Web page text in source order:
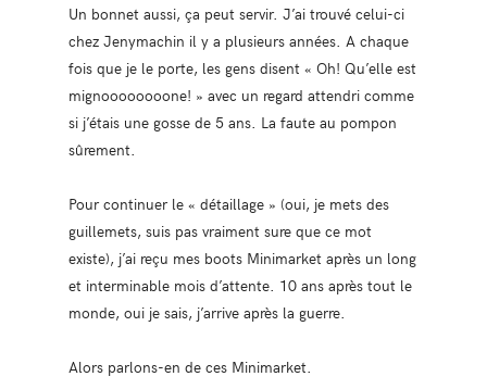
Un bonnet aussi, ça peut servir. J’ai trouvé celui-ci
chez Jenymachin il y a plusieurs années. A chaque
fois que je le porte, les gens disent « Oh! Qu’elle est
mignoooooooone! » avec un regard attendri comme
si j’étais une gosse de 5 ans. La faute au pompon
sûrement.
Pour continuer le « détaillage » (oui, je mets des
guillemets, suis pas vraiment sure que ce mot
existe), j’ai reçu mes boots Minimarket après un long
et interminable mois d’attente. 10 ans après tout le
monde, oui je sais, j’arrive après la guerre.
Alors parlons-en de ces Minimarket.